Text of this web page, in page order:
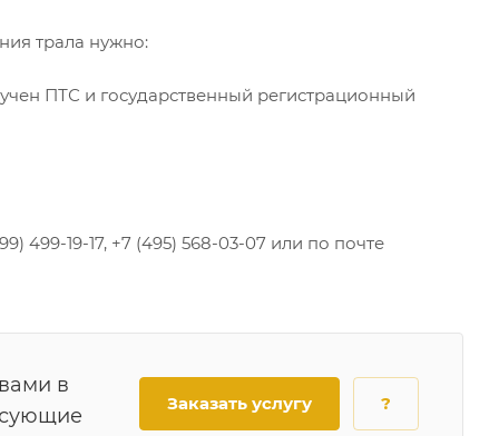
трала нужно:
ПТС и государственный регистрационный
499-19-17, +7 (495) 568-03-07 или по почте
в
Заказать услугу ?